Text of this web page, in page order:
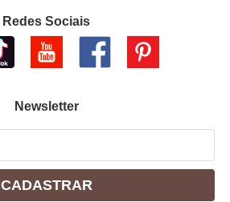
Redes Sociais
Newsletter
CADASTRAR